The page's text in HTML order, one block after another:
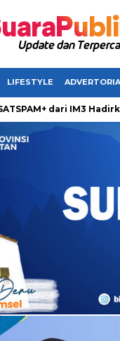
LIFESTYLE
dari IM3 Hadirkan